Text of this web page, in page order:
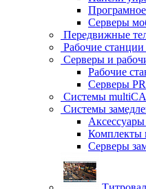
Серверы
Передвижные
Рабочие
Серверы и
Рабочие
Серверы
Системы
Системы
Комплекты
Серверы